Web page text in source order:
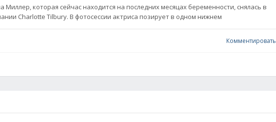
Миллер, которая сейчас находится на последних месяцах беременности, снялась в
Charlotte Tilbury. В фотосессии актриса позирует в одном нижнем
Комментировать